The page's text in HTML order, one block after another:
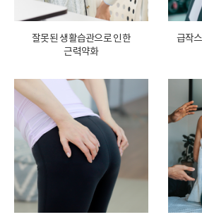
잘못된 생활습관으로 인한
근력약화
급작